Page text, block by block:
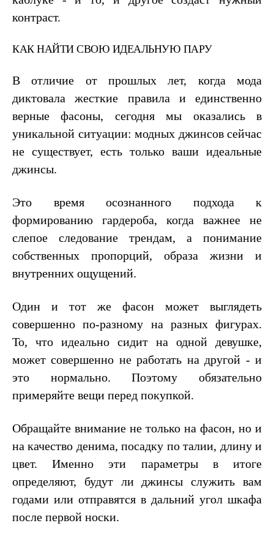
контраст.
КАК НАЙТИ СВОЮ ИДЕАЛЬНУЮ ПАРУ
В отличие от прошлых лет, когда мода
диктовала жесткие правила и единственно
верные фасоны, сегодня мы оказались в
уникальной ситуации: модных джинсов сейчас
не существует, есть только ваши идеальные
джинсы.
Это время осознанного подхода к
формированию гардероба, когда важнее не
слепое следование трендам, а понимание
собственных пропорций, образа жизни и
внутренних ощущений.
Один и тот же фасон может выглядеть
совершенно по-разному на разных фигурах.
То, что идеально сидит на одной девушке,
может совершенно не работать на другой - и
это нормально. Поэтому обязательно
примеряйте вещи перед покупкой.
Обращайте внимание не только на фасон, но и
на качество денима, посадку по талии, длину и
цвет. Именно эти параметры в итоге
определяют, будут ли джинсы служить вам
годами или отправятся в дальний угол шкафа
после первой носки.